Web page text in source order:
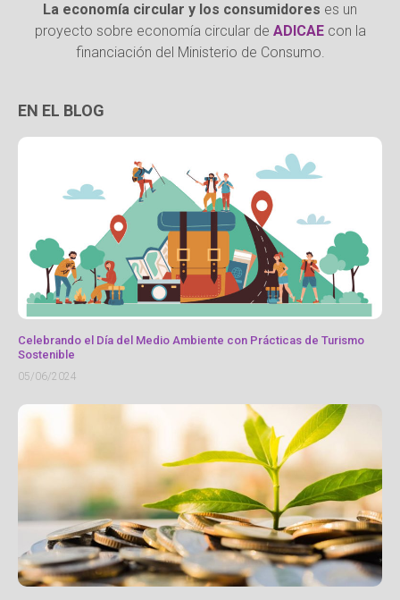
La economía circular y los consumidores es un
proyecto sobre economía circular de ADICAEcon la
financiación del Ministerio de Consumo.
EN EL BLOG
Celebrando el Día del Medio Ambiente con Prácticas de Turismo
Sostenible
05/06/2024